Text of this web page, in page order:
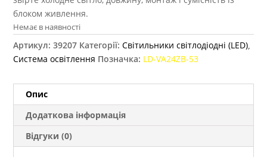
блоком живлення.
Немає в наявності
Артикул:39207 Категорії:Світильники світлодіодні (LED)
Система освітлення Позначка: LD-VA24ZB-53
Опис
Додаткова інформація
Відгуки (0)